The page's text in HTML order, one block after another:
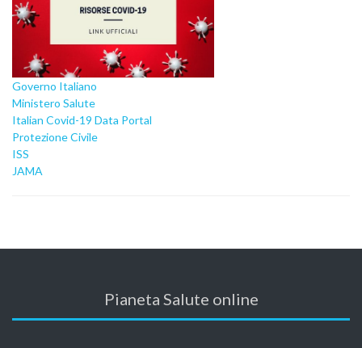
Governo Italiano
Ministero Salute
Italian Covid-19 Data Portal
Protezione Civile
ISS
JAMA
Pianeta Salute online